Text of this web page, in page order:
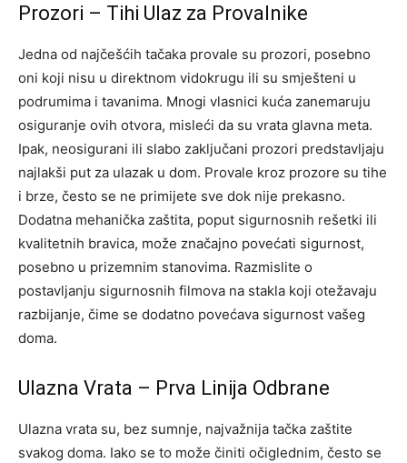
Prozori – Tihi Ulaz za Provalnike
Jedna od najčešćih tačaka provale su prozori, posebno
oni koji nisu u direktnom vidokrugu ili su smješteni u
podrumima i tavanima. Mnogi vlasnici kuća zanemaruju
osiguranje ovih otvora, misleći da su vrata glavna meta.
Ipak, neosigurani ili slabo zaključani prozori predstavljaju
najlakši put za ulazak u dom. Provale kroz prozore su tihe
i brze, često se ne primijete sve dok nije prekasno.
Dodatna mehanička zaštita, poput sigurnosnih rešetki ili
kvalitetnih bravica, može značajno povećati sigurnost,
posebno u prizemnim stanovima. Razmislite o
postavljanju sigurnosnih filmova na stakla koji otežavaju
razbijanje, čime se dodatno povećava sigurnost vašeg
doma.
Ulazna Vrata – Prva Linija Odbrane
Ulazna vrata su, bez sumnje, najvažnija tačka zaštite
svakog doma. Iako se to može činiti očiglednim, često se